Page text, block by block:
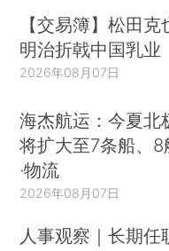
【交易簿】松田
明治折戟中国乳业
2026年08月07日
海杰航运：今夏北
将扩大至7条船、
·物流
2026年08月07日
人事观察｜长期任